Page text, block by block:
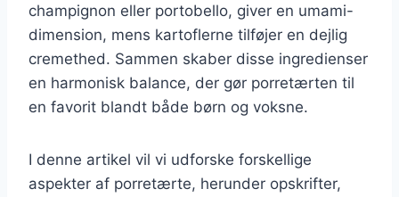
champignon eller portobello, giver en umami-
dimension, mens kartoflerne tilføjer en dejlig
cremethed. Sammen skaber disse ingredienser
en harmonisk balance, der gør porretærten til
en favorit blandt både børn og voksne.
I denne artikel vil vi udforske forskellige
aspekter af porretærte, herunder opskrifter,